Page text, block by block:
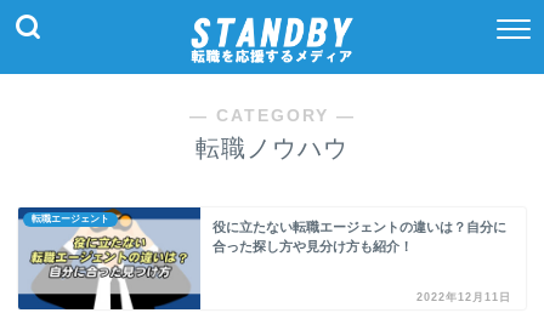
― CATEGORY ―
転職ノウハウ
転職エージェント
役に立たない転職エージェントの違いは？自分に
合った探し方や見分け方も紹介！
2022年12月11日